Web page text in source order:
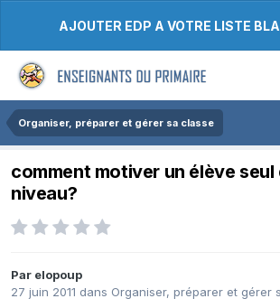
AJOUTER EDP A VOTRE LISTE
Organiser, préparer et gérer sa classe
comment motiver un élève seul
niveau?
Par elopoup
27 juin 2011 dans Organiser, préparer et gérer